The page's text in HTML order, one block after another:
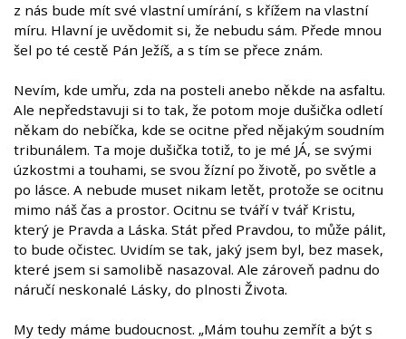
z nás bude mít své vlastní umírání, s křížem na vlastní
míru. Hlavní je uvědomit si, že nebudu sám. Přede mnou
šel po té cestě Pán Ježíš, a s tím se přece znám.
Nevím, kde umřu, zda na posteli anebo někde na asfaltu.
Ale nepředstavuji si to tak, že potom moje dušička odletí
někam do nebíčka, kde se ocitne před nějakým soudním
tribunálem. Ta moje dušička totiž, to je mé JÁ, se svými
úzkostmi a touhami, se svou žízní po životě, po světle a
po lásce. A nebude muset nikam letět, protože se ocitnu
mimo náš čas a prostor. Ocitnu se tváří v tvář Kristu,
který je Pravda a Láska. Stát před Pravdou, to může pálit,
to bude očistec. Uvidím se tak, jaký jsem byl, bez masek,
které jsem si samolibě nasazoval. Ale zároveň padnu do
náručí neskonalé Lásky, do plnosti Života.
My tedy máme budoucnost. „Mám touhu zemřít a být s